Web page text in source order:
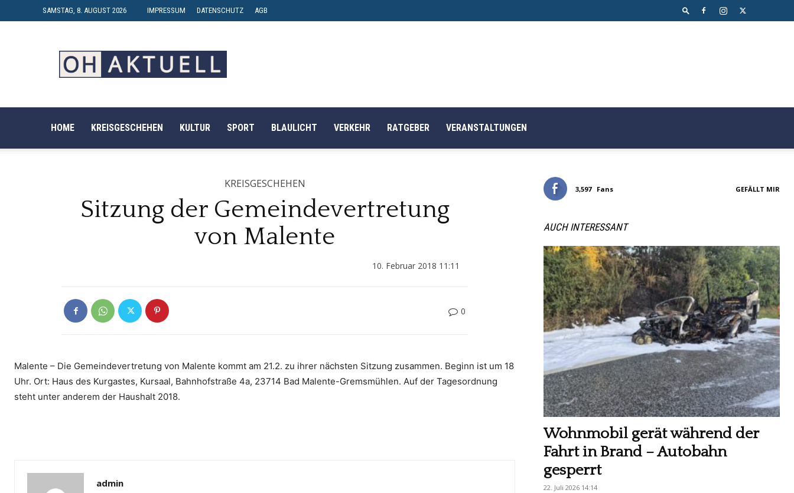
SAMSTAG, 8. AUGUST 2026 IMPRESSUM DATENSCHUTZ AGB
AKTUELL
HOME KREISGESCHEHEN KULTUR SPORT BLAULICHT VERKEHR RATGEBER VERANSTALTUNGEN
KREISGESCHEHEN
Sitzung der Gemeindevertretung
von Malente
10. Februar 2018 11:11
0
Malente – Die Gemeindevertretung von Malente kommt am 21.2. zu ihrer nächsten Sitzung zusammen. Beginn ist um 18
Uhr. Ort: Haus des Kurgastes, Kursaal, Bahnhofstraße 4a, 23714 Bad Malente-Gremsmühlen. Auf der Tagesordnung
steht unter anderem der Haushalt 2018.
admin
3,597 Fans GEFÄLLT MIR
AUCH INTERESSANT
Wohnmobil gerät während der
Fahrt in Brand – Autobahn
gesperrt
22. Juli 2026 14:14